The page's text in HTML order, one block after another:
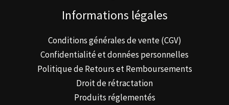
Informations légales
Conditions générales de vente (CGV)
Confidentialité et données personnelles
Politique de Retours et Remboursements
Droit de rétractation
Produits réglementés